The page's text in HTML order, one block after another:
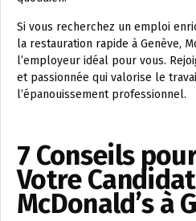
Si vous recherchez un emploi
la restauration rapide à Genève,
l’employeur idéal pour vous.
et passionnée qui valorise le
l’épanouissement professionnel.
7 Conseils
Votre
McDonald’s à